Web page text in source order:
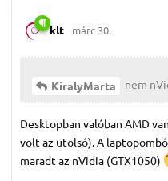
klt márc 30.
KiralyMarta nem
Desktopban valóban AMD
volt az utolsó). A
maradt az nVidia (GTX1050)